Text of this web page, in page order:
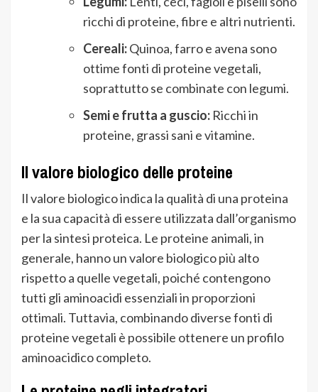
ricchi di proteine, fibre e altri nutrienti.
Cereali:Quinoa, farro e avena sono
ottime fonti di proteine vegetali,
soprattutto se combinate con legumi.
Semi e frutta a guscio: Ricchi in
proteine, grassi sani e vitamine.
Il valore biologico delle proteine
Il valore biologico indica la qualità di una proteina
e la sua capacità di essere utilizzata dall’organismo
per la sintesi proteica. Le proteine animali, in
generale, hanno un valore biologico più alto
rispetto a quelle vegetali, poiché contengono
tutti gli aminoacidi essenziali in proporzioni
ottimali. Tuttavia, combinando diverse fonti di
proteine vegetali è possibile ottenere un profilo
aminoacidico completo.